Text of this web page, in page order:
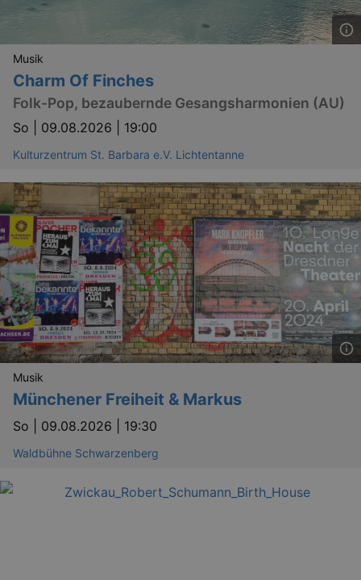
Musik
Charm Of Finches
Folk-Pop, bezaubernde Gesangsharmonien (AU)
So | 09.08.2026 | 19:00
Kulturzentrum St. Barbara e.V. Lichtentanne
Musik
Münchener Freiheit & Markus
So | 09.08.2026 | 19:30
Waldbühne Schwarzenberg